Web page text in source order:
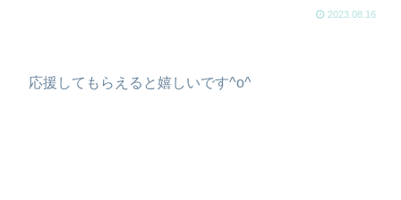
2023.08.16
応援してもらえると嬉しいです^o^